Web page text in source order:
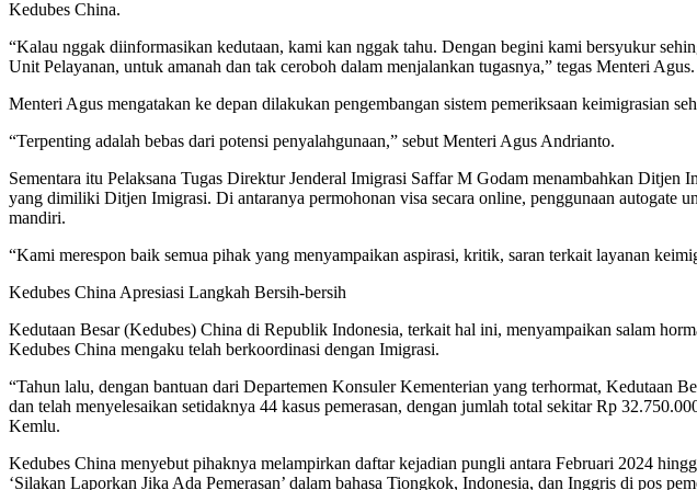
Kedubes China.
“Kalau nggak diinformasikan kedutaan, kami kan nggak tahu. Dengan begini kami bersyukur
Unit Pelayanan, untuk amanah dan tak ceroboh dalam menjalankan tugasnya,” tegas Menteri Agus.
Menteri Agus mengatakan ke depan dilakukan pengembangan sistem pemeriksaan keimigrasian
“Terpenting adalah bebas dari potensi penyalahgunaan,” sebut Menteri Agus Andrianto.
Sementara itu Pelaksana Tugas Direktur Jenderal Imigrasi Saffar M Godam menambahkan
yang dimiliki Ditjen Imigrasi. Di antaranya permohonan visa secara online, penggunaan autogate
mandiri.
“Kami merespon baik semua pihak yang menyampaikan aspirasi, kritik, saran terkait layanan
Kedubes China Apresiasi Langkah Bersih-bersih
Kedutaan Besar (Kedubes) China di Republik Indonesia, terkait hal ini, menyampaikan salam
Kedubes China mengaku telah berkoordinasi dengan Imigrasi.
“Tahun lalu, dengan bantuan dari Departemen Konsuler Kementerian yang terhormat, Kedutaan
dan telah menyelesaikan setidaknya 44 kasus pemerasan, dengan jumlah total sekitar Rp
Kemlu.
Kedubes China menyebut pihaknya melampirkan daftar kejadian pungli antara Februari 2024
‘Silakan Laporkan Jika Ada Pemerasan’ dalam bahasa Tiongkok, Indonesia, dan Inggris di pos